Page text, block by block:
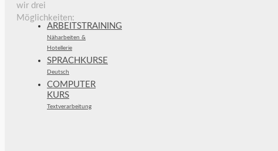
wir drei
Möglichkeiten:
ARBEITSTRAINING
Näharbeiten &
Hotellerie
SPRACHKURSE
Deutsch
COMPUTER
KURS
Textverarbeitung